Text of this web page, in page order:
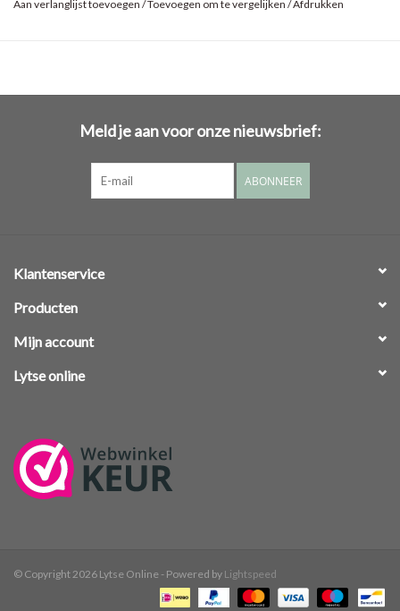
Aan verlanglijst toevoegen /Toevoegen om te vergelijken /Afdrukken
Meld je aan voor onze nieuwsbrief:
ABONNEER
Klantenservice
Producten
Mijn account
Lytse online
© Copyright 2026 Lytse Online - Powered by Lightspeed